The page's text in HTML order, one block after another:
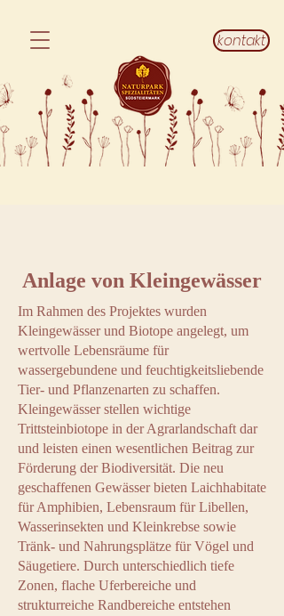
kontakt
Anlage von Kleingewässer
Im Rahmen des Projektes wurden
Kleingewässer und Biotope angelegt, um
wertvolle Lebensräume für
wassergebundene und feuchtigkeitsliebende
Tier- und Pflanzenarten zu schaffen.
Kleingewässer stellen wichtige
Trittsteinbiotope in der Agrarlandschaft dar
und leisten einen wesentlichen Beitrag zur
Förderung der Biodiversität. Die neu
geschaffenen Gewässer bieten Laichhabitate
für Amphibien, Lebensraum für Libellen,
Wasserinsekten und Kleinkrebse sowie
Tränk- und Nahrungsplätze für Vögel und
Säugetiere. Durch unterschiedlich tiefe
Zonen, flache Uferbereiche und
strukturreiche Randbereiche entstehen